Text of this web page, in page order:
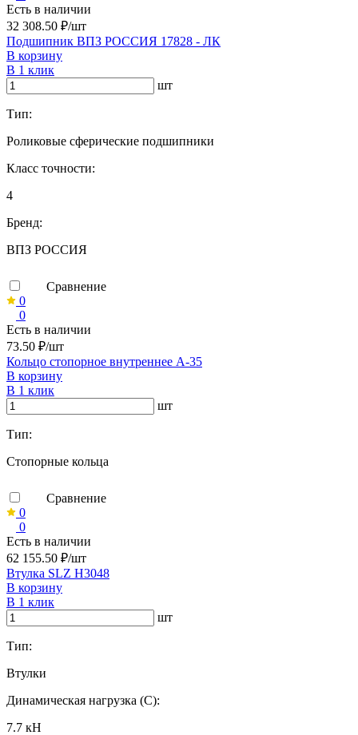
Есть в наличии
32 308.50 ₽/шт
Подшипник ВПЗ РОССИЯ 17828 - ЛК
В корзину
В 1 клик
шт
Тип:
Роликовые сферические подшипники
Класс точности:
4
Бренд:
ВПЗ РОССИЯ
Сравнение
0
0
Есть в наличии
73.50 ₽/шт
Кольцо стопорное внутреннее А-35
В корзину
В 1 клик
шт
Тип:
Стопорные кольца
Сравнение
0
0
Есть в наличии
62 155.50 ₽/шт
Втулка SLZ H3048
В корзину
В 1 клик
шт
Тип:
Втулки
Динамическая нагрузка (C):
7.7 кН